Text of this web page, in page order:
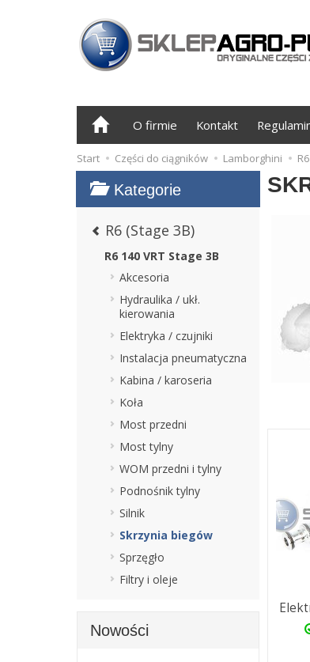
O firmie Kontakt
Start Części do ciągników Lamborghini
Kategorie
R6 (Stage 3B)
R6 140 VRT Stage 3B
Akcesoria
Hydraulika / ukł.
kierowania
Elektryka / czujniki
Instalacja pneumatyczna
Kabina / karoseria
Koła
Most przedni
Most tylny
WOM przedni i tylny
Podnośnik tylny
Silnik
Skrzynia biegów
Sprzęgło
Filtry i oleje
Nowości